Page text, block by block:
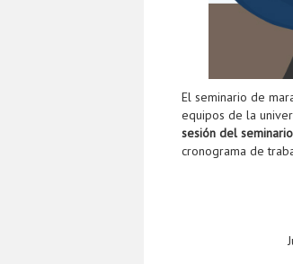
El seminario de
equipos de la
sesión del
cronograma de